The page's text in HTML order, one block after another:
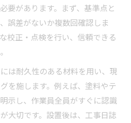
要があります。まず、基準点と
誤差がないか複数回確認しま
校正・点検を行い、信頼できる
は耐久性のある材料を用い、現
を施します。例えば、塗料やテ
示し、作業員全員がすぐに認識
大切です。設置後は、工事日誌